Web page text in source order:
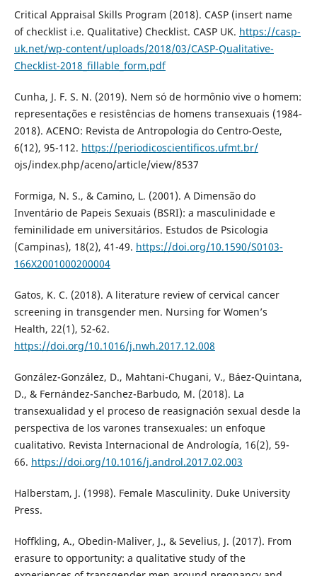
Critical Appraisal Skills Program (2018). CASP (insert name
of checklist i.e. Qualitative) Checklist. CASP UK. https://casp-
uk.net/wp-content/uploads/2018/03/CASP-Qualitative-
Checklist-2018_fillable_form.pdf
Cunha, J. F. S. N. (2019). Nem só de hormônio vive o homem:
representações e resistências de homens transexuais (1984-
2018). ACENO: Revista de Antropologia do Centro-Oeste,
6(12), 95-112. https://periodicoscientificos.ufmt.br/
ojs/index.php/aceno/article/view/8537
Formiga, N. S., & Camino, L. (2001). A Dimensão do
Inventário de Papeis Sexuais (BSRI): a masculinidade e
feminilidade em universitários. Estudos de Psicologia
(Campinas), 18(2), 41-49. https://doi.org/10.1590/S0103-
166X2001000200004
Gatos, K. C. (2018). A literature review of cervical cancer
screening in transgender men. Nursing for Women’s
Health, 22(1), 52-62.
https://doi.org/10.1016/j.nwh.2017.12.008
González-González, D., Mahtani-Chugani, V., Báez-Quintana,
D., & Fernández-Sanchez-Barbudo, M. (2018). La
transexualidad y el proceso de reasignación sexual desde la
perspectiva de los varones transexuales: un enfoque
cualitativo. Revista Internacional de Andrología, 16(2), 59-
66. https://doi.org/10.1016/j.androl.2017.02.003
Halberstam, J. (1998). Female Masculinity. Duke University
Press.
Hoffkling, A., Obedin-Maliver, J., & Sevelius, J. (2017). From
erasure to opportunity: a qualitative study of the